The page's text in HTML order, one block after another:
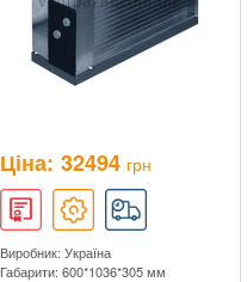
Ціна: 32494 грн
Виробник: Україна
Габарити: 600*1036*305 мм